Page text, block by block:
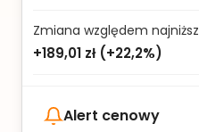
Zmiana względem
+189,01 zł(+22,2%)
Alert cenowy